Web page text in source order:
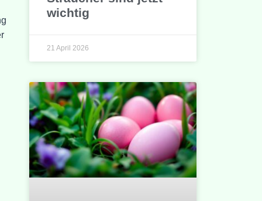
wichtig
21 April 2026